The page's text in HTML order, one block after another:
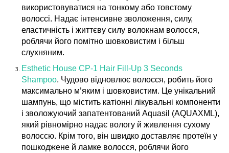
використовуватися на тонкому або товстому
волоссі. Надає інтенсивне зволоження, силу,
еластичність і життєву силу волокнам волосся,
роблячи його помітно шовковистим і більш
слухняним.
Esthetic House CP-1 Hair Fill-Up 3 Seconds
Shampoo. Чудово відновлює волосся, робить його
максимально м’яким і шовковистим. Це унікальний
шампунь, що містить катіонні лікувальні компоненти
і зволожуючий запатентований Aquasil (AQUAXML),
який рівномірно надає вологу й живлення сухому
волоссю. Крім того, він швидко доставляє протеїн у
пошкоджене й ламке волосся, роблячи його